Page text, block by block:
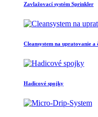
Zavlažovací systém Sprinkler
Cleansystem na upratovanie a
Hadicové spojky